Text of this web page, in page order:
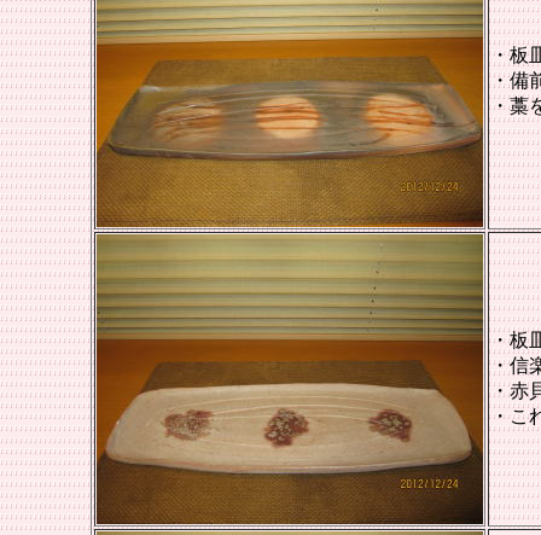
・板
・備
・藁
・板
・信
・赤
・こ